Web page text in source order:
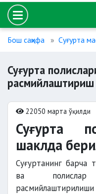
Бош саҳифа Суғурта
Суғурта
расмийлаштириш
22050 марта ўқилди
Суғурта
шаклда
Суғуртанинг барча
ва